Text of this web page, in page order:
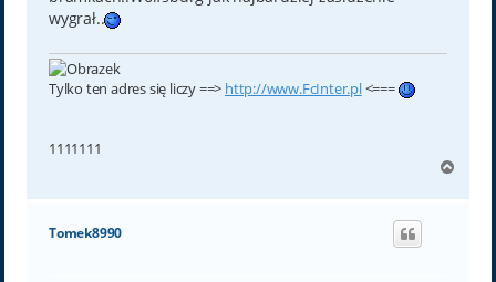
wygrał..
Tylko ten adres się liczy ==> http://www.FcInter.pl<===
1111111
g
Tomek8990